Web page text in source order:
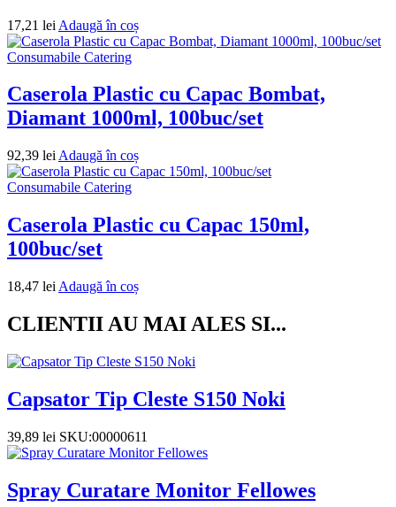
17,21 lei Adaugă în coș
Consumabile Catering
Caserola Plastic cu Capac Bombat,
Diamant 1000ml, 100buc/set
92,39 lei Adaugă în coș
Consumabile Catering
Caserola Plastic cu Capac 150ml,
100buc/set
18,47 lei Adaugă în coș
CLIENTII AU MAI ALES SI...
Capsator Tip Cleste S150 Noki
39,89 lei SKU:00000611
Spray Curatare Monitor Fellowes